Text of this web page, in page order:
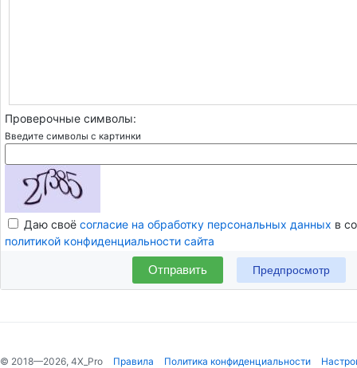
Проверочные символы:
Введите символы с картинки
Даю своё согласие на обработку персональных данных в
политикой конфиденциальности сайта
Отправить
© 2018—2026, 4X_Pro Правила Политика конфиденциальности